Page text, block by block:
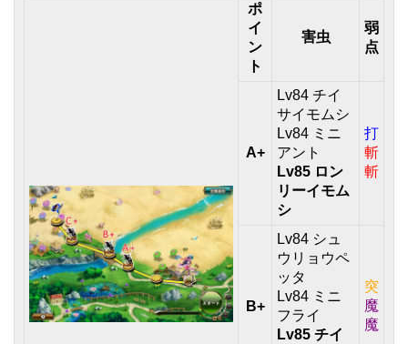
ポ
イ
ン
ト
害虫
弱
点
A+
Lv84 チイ
サイモムシ
Lv84 ミニ
アント
Lv85 ロン
リーイモム
シ
打
斬
斬
B+
Lv84 シュ
ウリョウペ
ッタ
Lv84 ミニ
フライ
Lv85 チイ
突
魔
魔